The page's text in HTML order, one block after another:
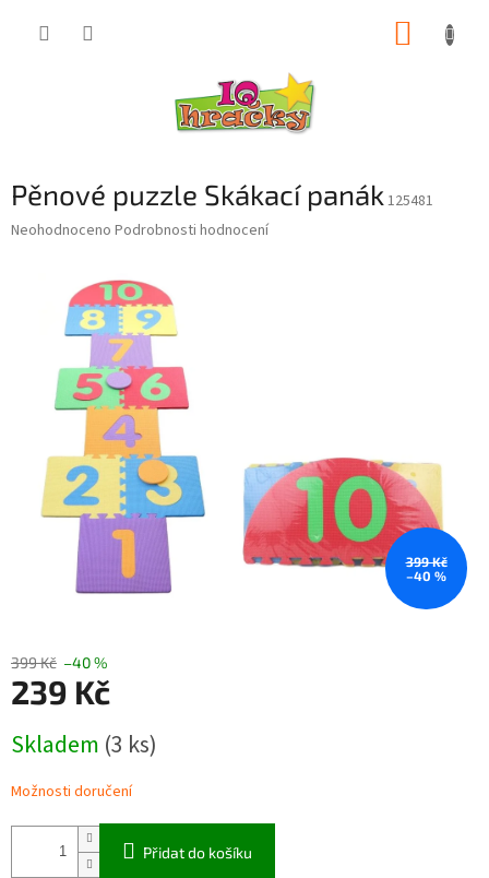
Pěnové puzzle Skákací panák 125481
Průměrné
hvězdiček.
Neohodnoceno Podrobnosti hodnocení
399 Kč
–40 %
399 Kč –40 %
239 Kč
cena:
Skladem (3 ks)
Možnosti doručení
Přidat do košíku